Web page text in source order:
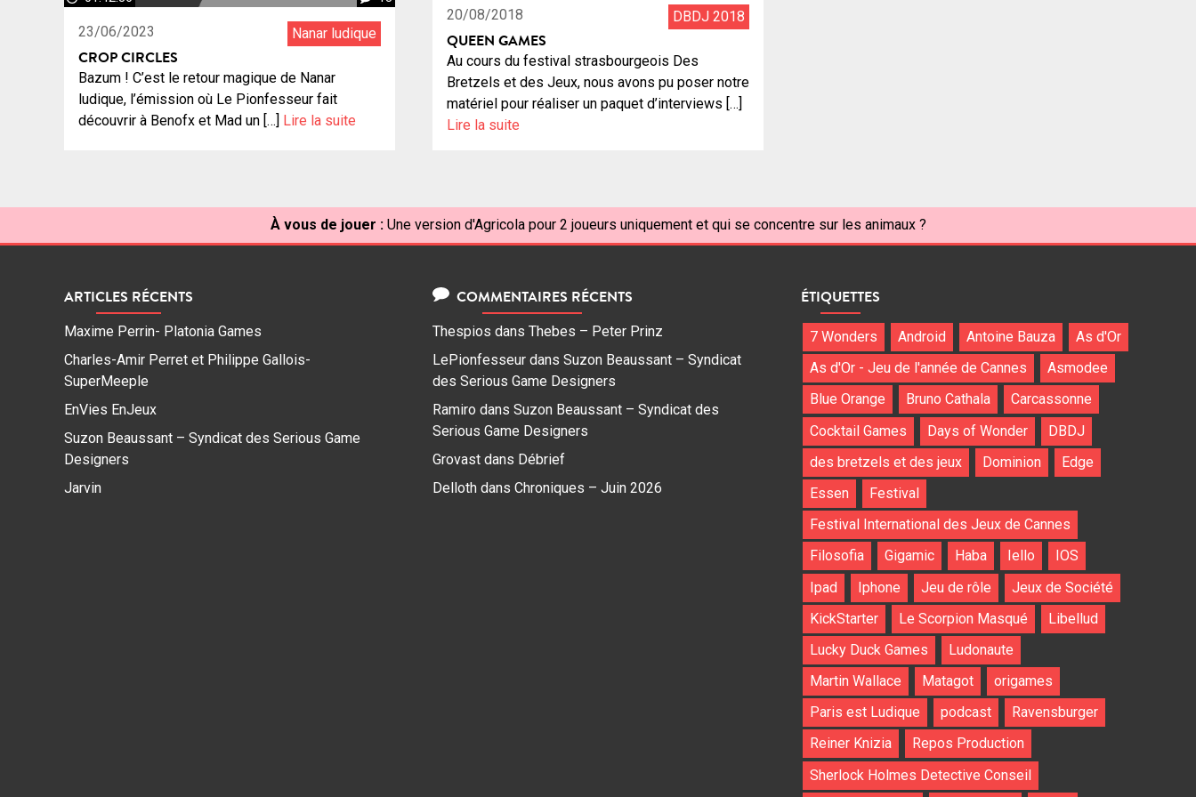
23/06/2023 Nanar ludique
CROP CIRCLES
Bazum ! C’est le retour magique de Nanar
ludique, l’émission où Le Pionfesseur fait
découvrir à Benofx et Mad un […]
Lire la suite
20/08/2018 DBDJ 2018
QUEEN GAMES
Au cours du festival strasbourgeois Des
Bretzels et des Jeux, nous avons pu poser notre
matériel pour réaliser un paquet d’interviews […]
Lire la suite
À vous de jouer : Une version d'Agricola pour 2 joueurs uniquement et qui se concentre sur les animaux ?
ARTICLES RÉCENTS
Maxime Perrin- Platonia Games
Charles-Amir Perret et Philippe Gallois-
SuperMeeple
EnVies EnJeux
Suzon Beaussant – Syndicat des Serious Game
Designers
Jarvin
COMMENTAIRES RÉCENTS
Thespios dans Thebes – Peter Prinz
LePionfesseur dans Suzon Beaussant – Syndicat
des Serious Game Designers
Ramiro dans Suzon Beaussant – Syndicat des
Serious Game Designers
Grovast dans Débrief
Delloth dans Chroniques – Juin 2026
ÉTIQUETTES
7 Wonders Android Antoine Bauza
As d'Or
As d'Or - Jeu de l'année de Cannes
Asmodee
Blue Orange
Bruno Cathala
Carcassonne
Cocktail Games
Days of Wonder
DBDJ
des bretzels et des jeux
Dominion
Edge
Essen
Festival
Festival International des Jeux de Cannes
Filosofia
Gigamic Haba Iello
IOS
Ipad
Iphone Jeu de rôle
Jeux de Société
KickStarter
Le Scorpion Masqué
Libellud
Lucky Duck Games
Ludonaute
Martin Wallace
Matagot
origames
Paris est Ludique
podcast
Ravensburger
Reiner Knizia
Repos Production
Sherlock Holmes Detective Conseil